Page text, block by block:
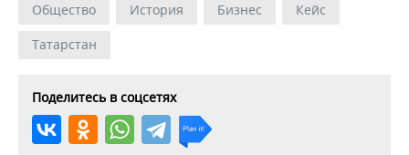
Общество История Бизнес
Кейс
Татарстан
Поделитесь в соцсетях